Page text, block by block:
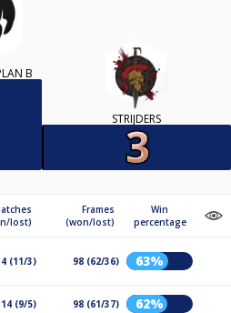
B
STRIJDERS
lost)
Frames
(won/lost)
Win
percentage
(11/3) 98 (62/36) 63%
14 (9/5) 98 (61/37) 62%